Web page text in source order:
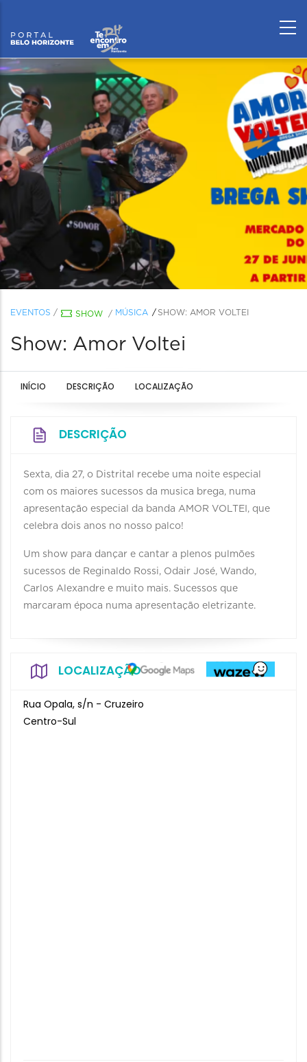
EVENTOS / SHOW / MÚSICA SHOW: AMOR VOLTEI
Show: Amor Voltei
INÍCIO DESCRIÇÃO LOCALIZAÇÃO
DESCRIÇÃO
Sexta, dia 27, o Distrital recebe uma noite especial
com os maiores sucessos da musica brega, numa
apresentação especial da banda AMOR VOLTEI, que
celebra dois anos no nosso palco!
Um show para dançar e cantar a plenos pulmões
sucessos de Reginaldo Rossi, Odair José, Wando,
Carlos Alexandre e muito mais. Sucessos que
marcaram época numa apresentação eletrizante.
LOCALIZAÇÃO
Rua Opala, s/n - Cruzeiro
Centro-Sul